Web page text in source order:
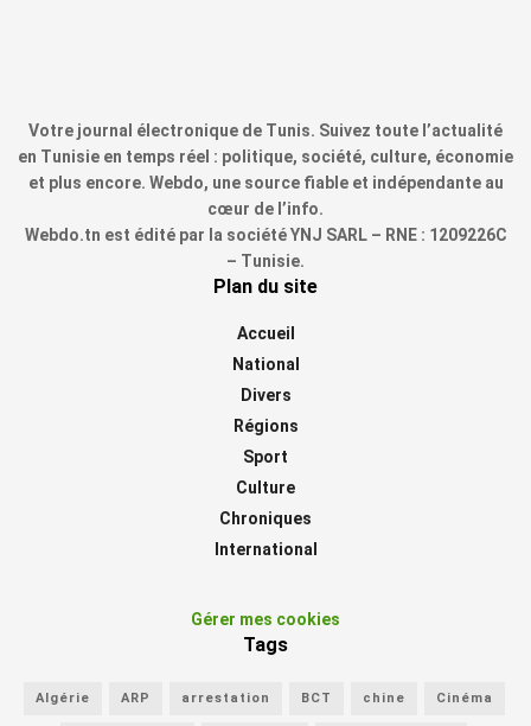
Votre journal électronique de Tunis. Suivez toute l’actualité
en Tunisie en temps réel : politique, société, culture, économie
et plus encore. Webdo, une source fiable et indépendante au
cœur de l’info.
Webdo.tn est édité par la société YNJ SARL – RNE : 1209226C
– Tunisie.
Plan du site
Accueil
National
Divers
Régions
Sport
Culture
Chroniques
International
Gérer mes cookies
Tags
Algérie ARP arrestation BCT chine Cinéma